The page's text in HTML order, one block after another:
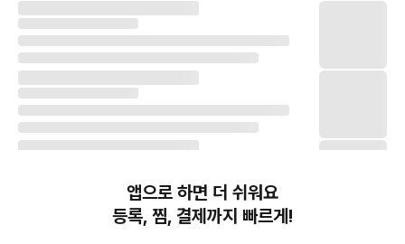
앱으로 하면 더 쉬워요
등록, 찜, 결제까지 빠르게!